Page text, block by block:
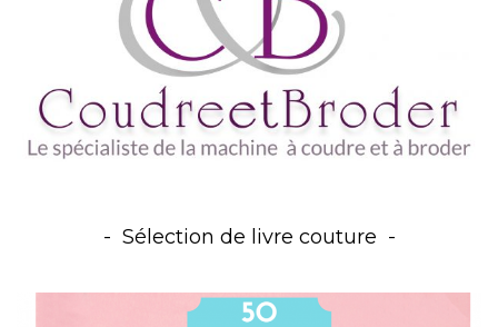
Sélection de livre couture